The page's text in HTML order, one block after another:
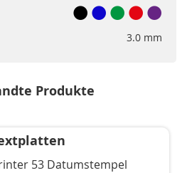
3.0 mm
Produkte
53 Datumstempel